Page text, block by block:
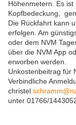
Höhenmetern. Es
Kopfbedeckung,
Die Rückfahrt kann
erfolgen. Am
oder dem NVM
über die NVM App
erworben werden.
Unkostenbeitrag für
Verbindliche
christel
unter 01766/